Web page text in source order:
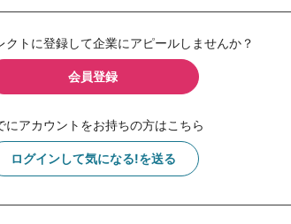
クトに登録して企業にアピールしませんか？
会員登録
にアカウントをお持ちの方はこちら
ログインして気になる!を送る